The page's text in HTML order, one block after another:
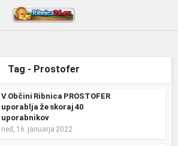
Tag - Prostofer
V Občini Ribnica PROSTOFER
uporablja že skoraj 40
uporabnikov
ned, 16. januarja 2022